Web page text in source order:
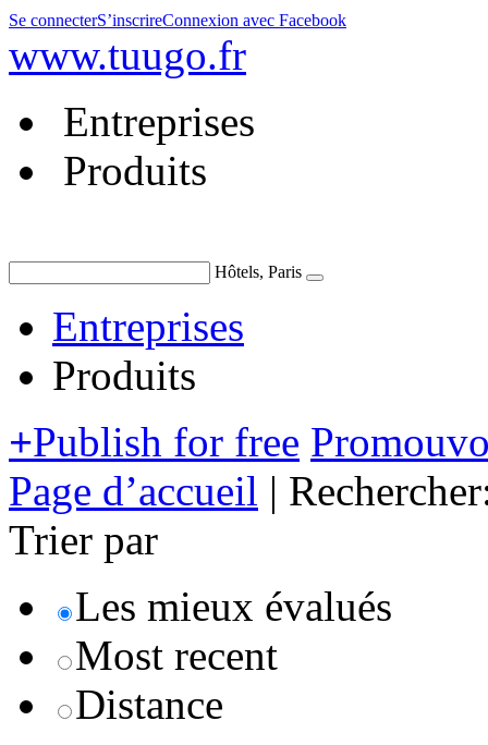
Se connecterS’inscrireConnexion avec Facebook
www.tuugo.fr
Entreprises
Produits
Hôtels, Paris
Entreprises
Produits
+Publish for free
Page d’accueil |
Trier par
Les mieux évalués
Most recent
Distance